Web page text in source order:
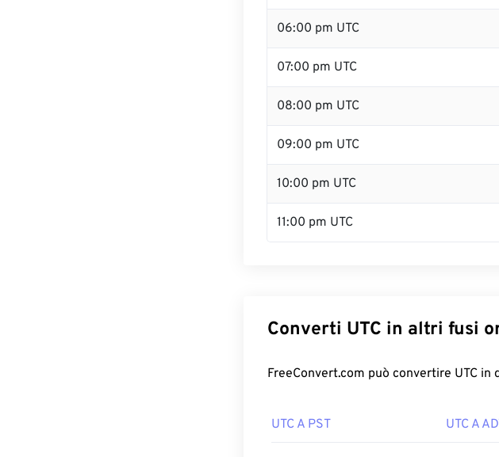
06:00 pm UTC
07:00 pm UTC
08:00 pm UTC
09:00 pm UTC
10:00 pm UTC
11:00 pm UTC
Converti UTC in altri fusi
FreeConvert.com può convertire UTC in
UTC A PST UTC A